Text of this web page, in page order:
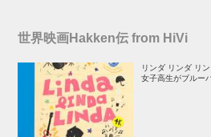
世界映画Hakken伝 from HiVi
リンダ リンダ リ
女子高生がブルー